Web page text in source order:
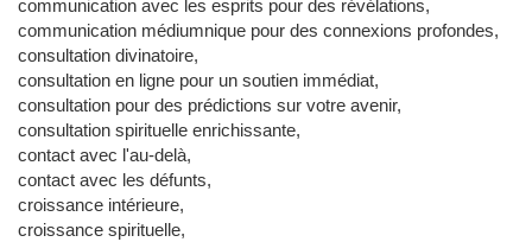
communication avec les esprits pour des révélations,
communication médiumnique pour des connexions profondes,
consultation divinatoire,
consultation en ligne pour un soutien immédiat,
consultation pour des prédictions sur votre avenir,
consultation spirituelle enrichissante,
contact avec l'au-delà,
contact avec les défunts,
croissance intérieure,
croissance spirituelle,